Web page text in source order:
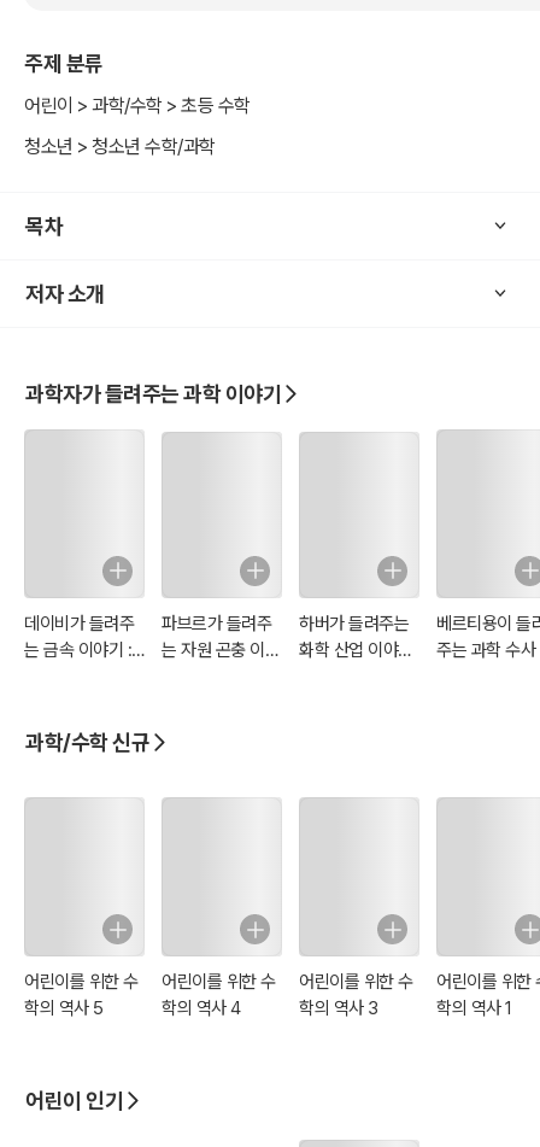
주제 분류
어린이 > 과학/수학 > 초등 수학
청소년 > 청소년 수학/과학
목차
저자 소개
과학자가 들려주는 과학 이야기
데이비가 들려주
는 금속 이야기 :
파브르가 들려주
는 자원 곤충 이야
하버가 들려주는
화학 산업 이야기
베르티용이 들
주는 과학 수사
과학/수학 신규
어린이를 위한 수
학의 역사 5
어린이를 위한 수
학의 역사 4
어린이를 위한 수
학의 역사 3
어린이를 위한
학의 역사 1
어린이 인기